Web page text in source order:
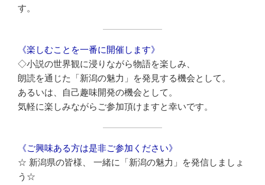
す。
《楽しむことを一番に開催します》
◇小説の世界観に浸りながら物語を楽しみ、
朗読を通じた「新潟の魅力」を発見する機会として。
あるいは、自己趣味開発の機会として。
気軽に楽しみながらご参加頂けますと幸いです。
《ご興味ある方は是非ご参加ください》
☆ 新潟県の皆様、 一緒に「新潟の魅力」を発信しましょ
う☆